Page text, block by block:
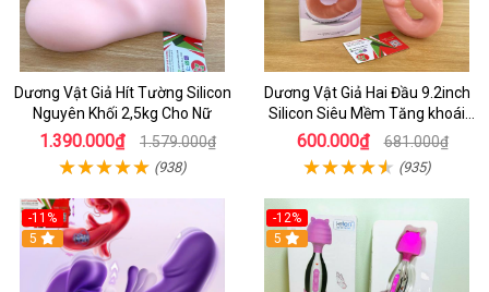
Dương Vật Giả Hít Tường Silicon
Nguyên Khối 2,5kg Cho Nữ
1.390.000₫ 1.579.000₫
(938)
Dương Vật Giả Hai Đầu 9.2inch
Silicon Siêu Mềm Tăng khoái
Cảm Đôi Đỉnh Cao
600.000₫ 681.000₫
(935)
-11%
5
-12%
5